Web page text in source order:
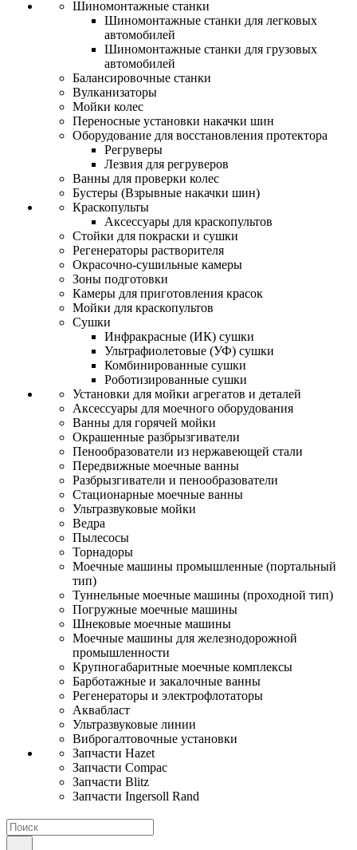
Шиномонтажные станки
Шиномонтажные станки для легковых
автомобилей
Шиномонтажные станки для грузовых
автомобилей
Балансировочные станки
Вулканизаторы
Мойки колес
Переносные установки накачки шин
Оборудование для восстановления протектора
Регруверы
Лезвия для регруверов
Ванны для проверки колес
Бустеры (Взрывные накачки шин)
Краскопульты
Аксессуары для краскопультов
Стойки для покраски и сушки
Регенераторы растворителя
Окрасочно-сушильные камеры
Зоны подготовки
Камеры для приготовления красок
Мойки для краскопультов
Сушки
Инфракрасные (ИК) сушки
Ультрафиолетовые (УФ) сушки
Комбинированные сушки
Роботизированные сушки
Установки для мойки агрегатов и деталей
Аксессуары для моечного оборудования
Ванны для горячей мойки
Окрашенные разбрызгиватели
Пенообразователи из нержавеющей стали
Передвижные моечные ванны
Разбрызгиватели и пенообразователи
Стационарные моечные ванны
Ультразвуковые мойки
Ведра
Пылесосы
Торнадоры
Моечные машины промышленные (портальный
тип)
Туннельные моечные машины (проходной тип)
Погружные моечные машины
Шнековые моечные машины
Моечные машины для железнодорожной
промышленности
Крупногабаритные моечные комплексы
Барботажные и закалочные ванны
Регенераторы и электрофлотаторы
Аквабласт
Ультразвуковые линии
Виброгалтовочные установки
Запчасти Hazet
Запчасти Compac
Запчасти Blitz
Запчасти Ingersoll Rand